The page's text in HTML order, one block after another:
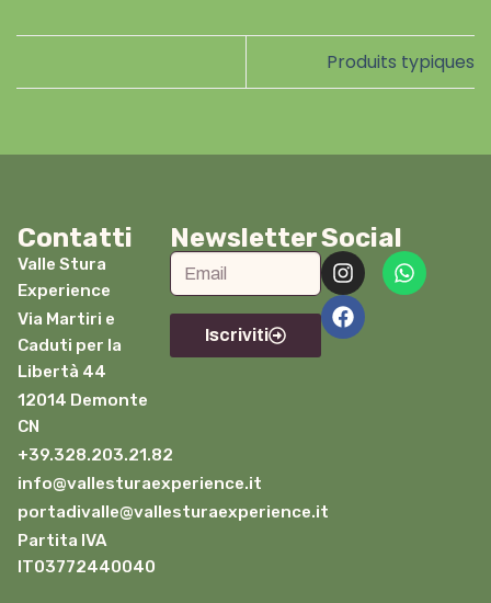
Produits typiques
Contatti
Valle Stura
Experience
Via Martiri e
Caduti per la
Libertà 44
12014 Demonte
CN
+39.328.203.21.82
info@vallesturaexperience.it
portadivalle@vallesturaexperience.it
Partita IVA
IT03772440040
Newsletter
Iscriviti
Social